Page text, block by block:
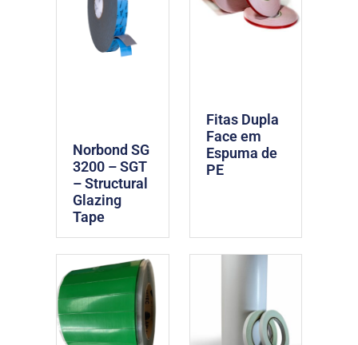
Norbond SG
3200 – SGT
– Structural
Glazing
Tape
Fitas Dupla
Face em
Espuma de
PE